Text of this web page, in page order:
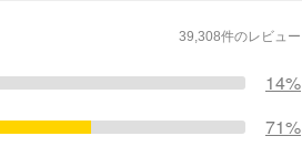
39,308件のレビュー
14%
71%